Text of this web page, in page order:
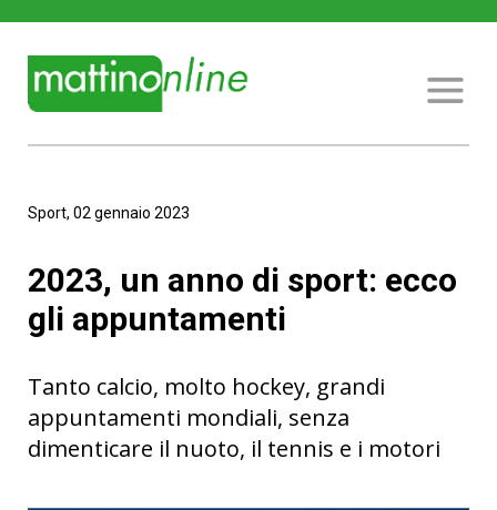
Sport, 02 gennaio 2023
2023, un anno di sport: ecco
gli appuntamenti
Tanto calcio, molto hockey, grandi
appuntamenti mondiali, senza
dimenticare il nuoto, il tennis e i motori